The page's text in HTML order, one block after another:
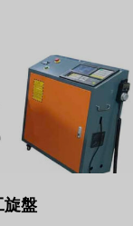
旋盤